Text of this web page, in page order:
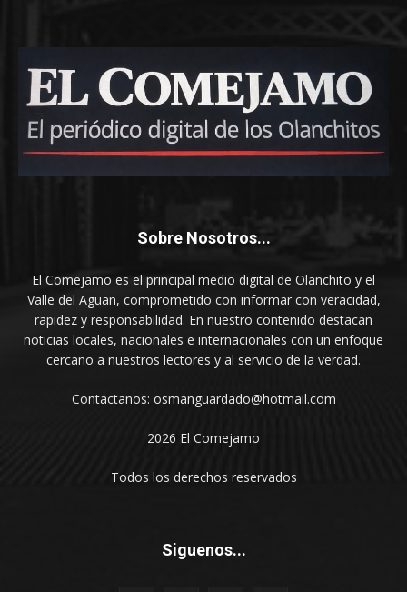
Sobre Nosotros...
El Comejamo es el principal medio digital de Olanchito y el
Valle del Aguan, comprometido con informar con veracidad,
rapidez y responsabilidad. En nuestro contenido destacan
noticias locales, nacionales e internacionales con un enfoque
cercano a nuestros lectores y al servicio de la verdad.
Contactanos: osmanguardado@hotmail.com
2026 El Comejamo
Todos los derechos reservados
Siguenos...